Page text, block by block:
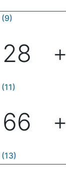
(9)
28 ＋
(11)
66 ＋
(13)